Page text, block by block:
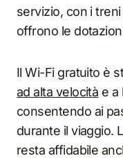
servizio, con i
offrono le
Il Wi-Fi gratuito è
ad alta velocità e a
consentendo ai
durante il viaggio.
resta affidabile